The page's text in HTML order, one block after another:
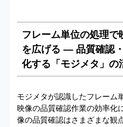
フレーム単位の処理で
を広げる ― 品質確認
化する「モジメタ」の
モジメタが認識したフレーム
映像の品質確認作業の効率化
像の品質確認はさまざまな観